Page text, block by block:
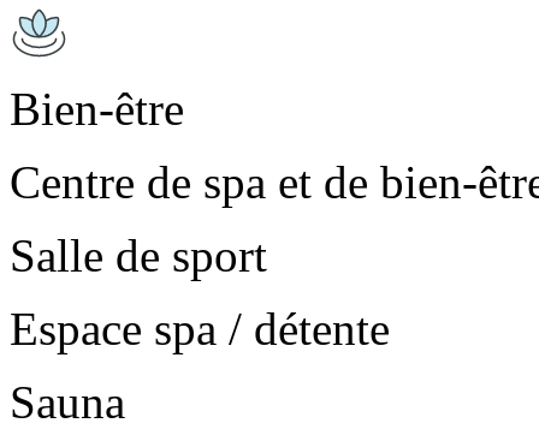
Bien-être
Centre de spa et de bien-
Salle de sport
Espace spa / détente
Sauna